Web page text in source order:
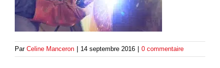
Par Celine Manceron 14 septembre 2016 0 commentaire